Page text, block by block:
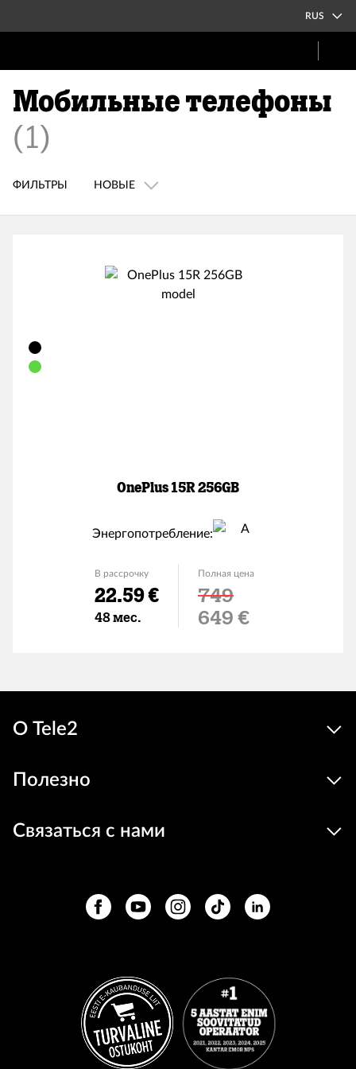
RUS
Мобильные телефоны
(1)
ФИЛЬТРЫ НОВЫЕ
OnePlus 15R 256GB
Энергопотребление:
В рассрочку
22.59 €
48 мес.
Полная цена
749
Льготная цена
649 €
О Tele2
Полезно
Связаться с нами